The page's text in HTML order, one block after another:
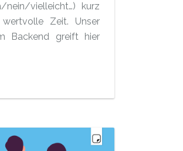
nein/vielleicht…) kurz
Zeit. Unser
Backend greift hier